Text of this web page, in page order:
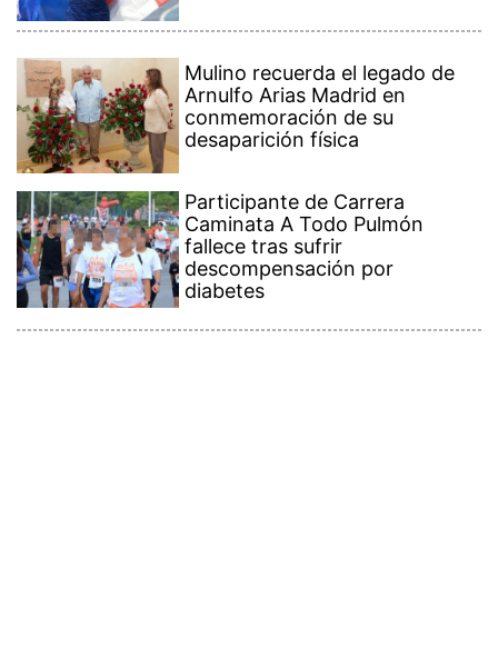
Mulino recuerda el legado de
Arnulfo Arias Madrid en
conmemoración de su
desaparición física
Participante de Carrera
Caminata A Todo Pulmón
fallece tras sufrir
descompensación por
diabetes